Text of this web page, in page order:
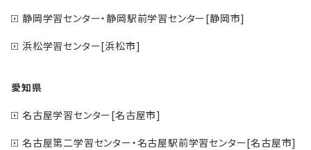
静岡学習センター・静岡駅前学習センター[静岡市]
浜松学習センター[浜松市]
愛知県
名古屋学習センター[名古屋市]
名古屋第二学習センター・名古屋駅前学習センター[名古屋市]